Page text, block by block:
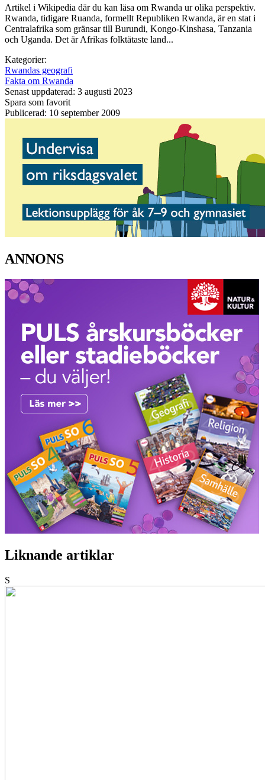
Artikel i Wikipedia där du kan läsa om Rwanda ur olika perspektiv.
Rwanda, tidigare Ruanda, formellt Republiken Rwanda, är en stat i
Centralafrika som gränsar till Burundi, Kongo-Kinshasa, Tanzania
och Uganda. Det är Afrikas folktätaste land...
Kategorier:
Rwandas geografi
Fakta om Rwanda
Senast uppdaterad: 3 augusti 2023
Spara som favorit
Publicerad: 10 september 2009
ANNONS
Liknande artiklar
S